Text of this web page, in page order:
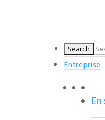
Entreprise